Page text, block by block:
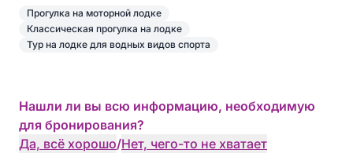
Прогулка на моторной лодке
Классическая прогулка на лодке
Тур на лодке для водных видов спорта
Нашли ли вы всю информацию, необходимую
для бронирования?
Да, всё хорошо/Нет, чего-то не хватает